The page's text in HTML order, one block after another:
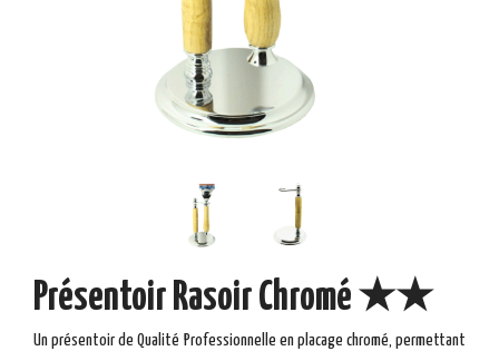
Présentoir Rasoir Chromé ★★
Un présentoir de Qualité Professionnelle en placage chromé, permettant